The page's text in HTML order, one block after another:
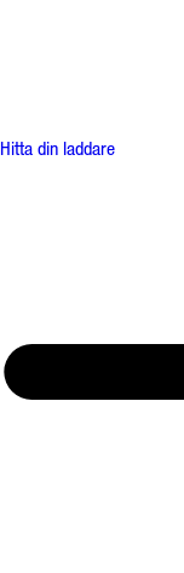
Hitta din laddare